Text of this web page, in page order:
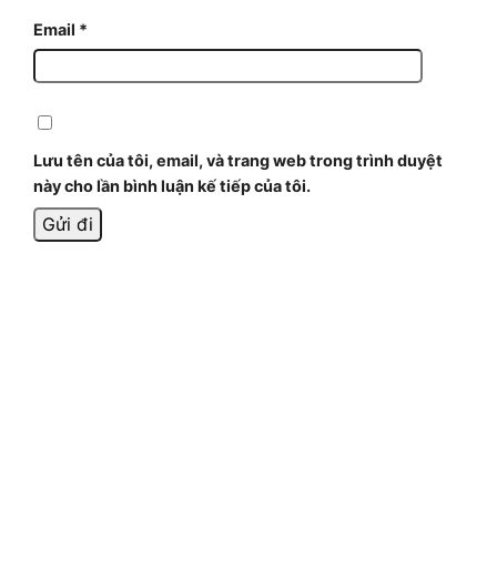
Email *
Lưu tên của tôi, email, và trang web trong trình duyệt
này cho lần bình luận kế tiếp của tôi.